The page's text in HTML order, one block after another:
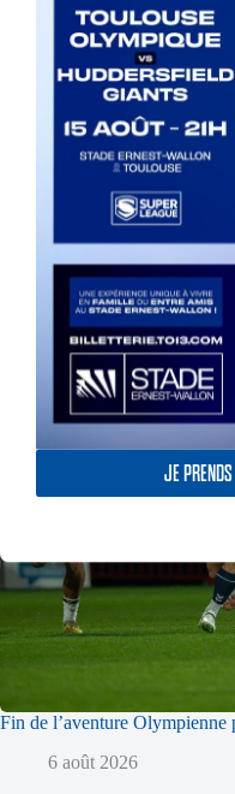
JE
PRÉCÉDENT
Publications similaires
Fin de l’aventure Olympienne
6 août 2026